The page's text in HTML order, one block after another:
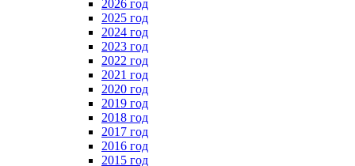
2026 год
2025 год
2024 год
2023 год
2022 год
2021 год
2020 год
2019 год
2018 год
2017 год
2016 год
2015 год